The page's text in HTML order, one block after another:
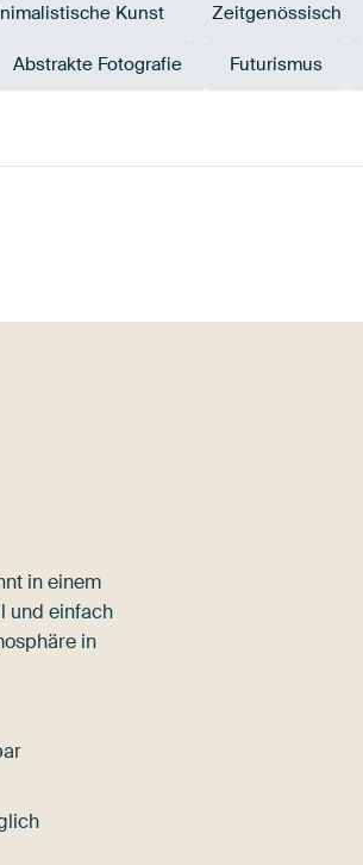
Kunst Zeitgenössisch
Abstrakte Fotografie Futurismus
in einem
und einfach
in